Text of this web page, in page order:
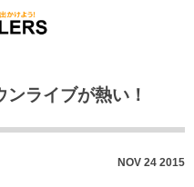
ライブが熱い！
NOV 24 2015